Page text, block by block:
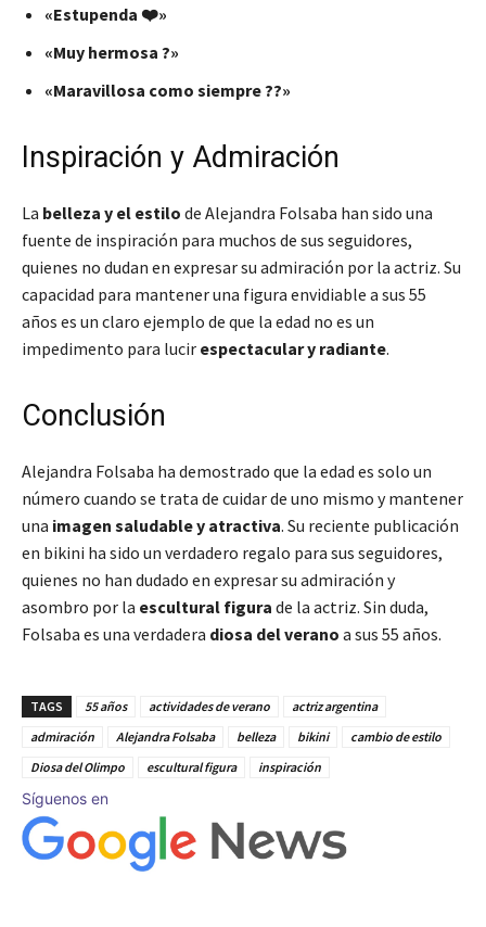
«Estupenda ❤️»
«Muy hermosa ?»
«Maravillosa como siempre ??»
Inspiración y Admiración
La belleza y el estilo de Alejandra Folsaba han sido una
fuente de inspiración para muchos de sus seguidores,
quienes no dudan en expresar su admiración por la actriz. Su
capacidad para mantener una figura envidiable a sus 55
años es un claro ejemplo de que la edad no es un
impedimento para lucir espectacular y radiante.
Conclusión
Alejandra Folsaba ha demostrado que la edad es solo un
número cuando se trata de cuidar de uno mismo y mantener
una imagen saludable y atractiva. Su reciente publicación
en bikini ha sido un verdadero regalo para sus seguidores,
quienes no han dudado en expresar su admiración y
asombro por la escultural figura de la actriz. Sin duda,
Folsaba es una verdadera diosa del verano a sus 55 años.
TAGS 55 años actividades de verano
actriz argentina
admiración
Alejandra Folsaba belleza bikini
cambio de estilo
Diosa del Olimpo
escultural figura inspiración
Síguenos en